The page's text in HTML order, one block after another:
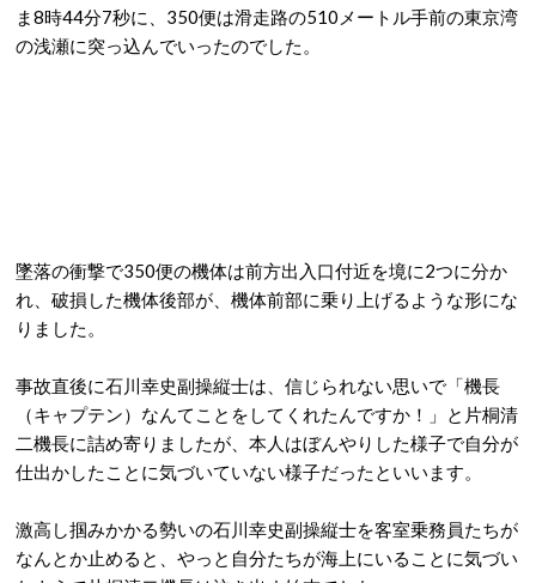
ま8時44分7秒に、350便は滑走路の510メートル手前の東京湾
の浅瀬に突っ込んでいったのでした。
墜落の衝撃で350便の機体は前方出入口付近を境に2つに分か
れ、破損した機体後部が、機体前部に乗り上げるような形にな
りました。
事故直後に石川幸史副操縦士は、信じられない思いで「機長
（キャプテン）なんてことをしてくれたんですか！」と片桐清
二機長に詰め寄りましたが、本人はぼんやりした様子で自分が
仕出かしたことに気づいていない様子だったといいます。
激高し掴みかかる勢いの石川幸史副操縦士を客室乗務員たちが
なんとか止めると、やっと自分たちが海上にいることに気づい